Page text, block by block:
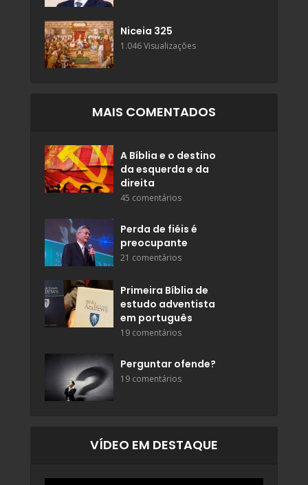
Niceia 325
1.046 Visualizações
MAIS COMENTADOS
A Bíblia e o destino
da esquerda e da
direita
45 comentários
Perda de fiéis é
preocupante
21 comentários
Primeira Bíblia de
estudo adventista
em português
19 comentários
Perguntar ofende?
19 comentários
VÍDEO EM DESTAQUE